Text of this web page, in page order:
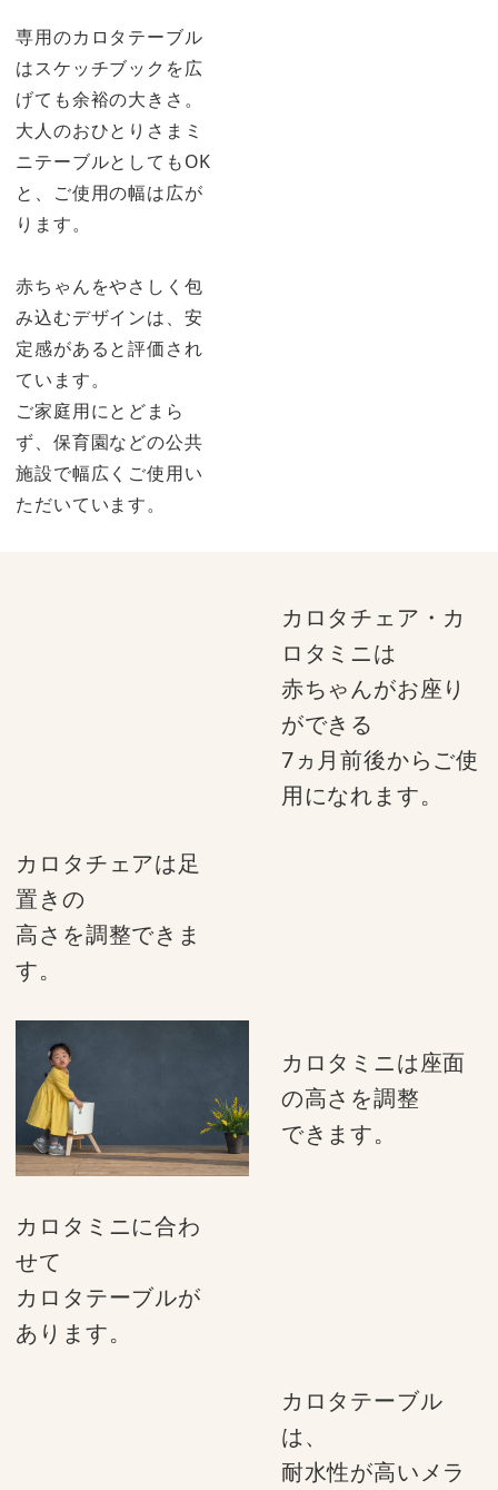
専用のカロタテーブル
はスケッチブックを広
げても余裕の大きさ。
大人のおひとりさまミ
ニテーブルとしてもOK
と、ご使用の幅は広が
ります。
赤ちゃんをやさしく包
み込むデザインは、安
定感があると評価され
ています。
ご家庭用にとどまら
ず、保育園などの公共
施設で幅広くご使用い
ただいています。
カロタチェア・カ
ロタミニは
赤ちゃんがお座り
ができる
7ヵ月前後からご使
用になれます。
カロタチェアは足
置きの
高さを調整できま
す。
カロタミニは座面
の高さを調整
できます。
カロタミニに合わ
せて
カロタテーブルが
あります。
カロタテーブル
は、
耐水性が高いメラ